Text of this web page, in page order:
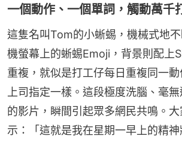
一個動作、一個單詞，觸動萬千
這隻名叫Tom的小蜥蜴，機械式地
機螢幕上的蜥蜴Emoji，背景則配上
重複，就似是打工仔每日重複同一
上司指定一樣。這段極度洗腦、毫
的影片，瞬間引起眾多網民共鳴。
示：「這就是我在星期一早上的精